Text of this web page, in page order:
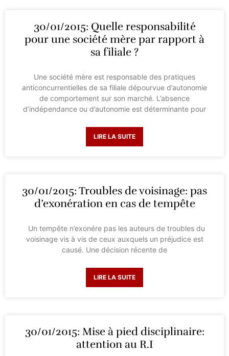
30/01/2015: Quelle responsabilité
pour une société mère par rapport à
sa filiale ?
Une société mère est responsable des pratiques
anticoncurrentielles de sa filiale dépourvue d’autonomie
de comportement sur son marché. L’absence
d’indépendance ou d’autonomie est déterminante pour
LIRE LA SUITE
30/01/2015: Troubles de voisinage: pas
d’exonération en cas de tempête
Un tempête n’exonére pas les auteurs de troubles du
voisinage vis à vis de ceux auxquels un préjudice est
causé. Une décision récente de
LIRE LA SUITE
30/01/2015: Mise à pied disciplinaire:
attention au R.I